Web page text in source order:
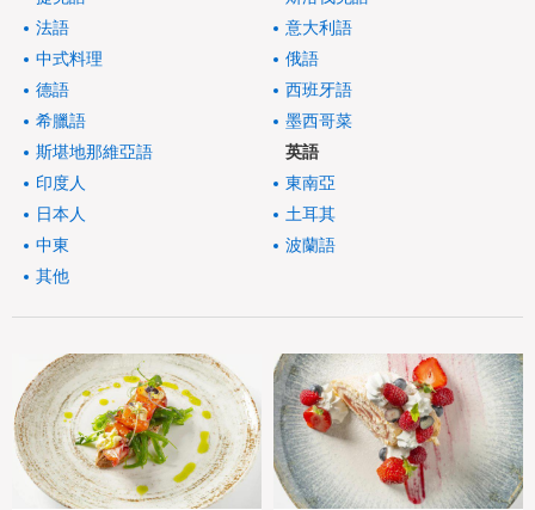
法語
意大利語
中式料理
俄語
德語
西班牙語
希臘語
墨西哥菜
斯堪地那維亞語
英語
印度人
東南亞
日本人
土耳其
中東
波蘭語
其他